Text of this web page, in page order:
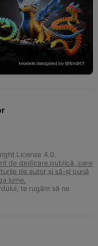
License 4.0.
de dedicare publică, care
de autor și să-și pună
lume.
te rugăm să ne